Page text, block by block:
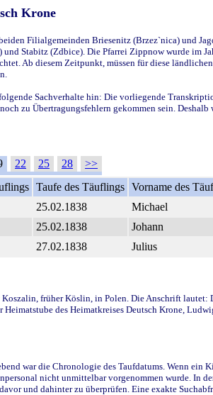
Krone
Filialgemeinden Briesenitz (Brzez`nica) und
Stabitz (Zdbice). Die Pfarrei Zippnow wurde im
Ab diesem Zeitpunkt, müssen für diese
Sachverhalte hin: Die vorliegende
zu Übertragungsfehlern gekommen sein.
22 25 28
>>
Taufe des Täuflings Vorname des
25.02.1838 Michael
25.02.1838 Johann
27.02.1838 Julius
früher Köslin, in Polen. Die Anschrift
des Heimatkreises Deutsch Krone,
war die Chronologie des Taufdatums. Wenn
nicht unmittelbar vorgenommen wurde. In
und dahinter zu überprüfen. Eine exakte